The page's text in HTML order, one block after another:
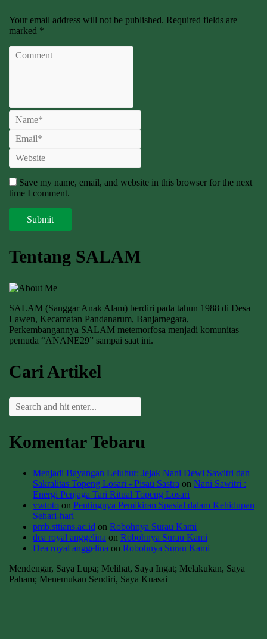
Your email address will not be published. Required fields are
marked *
Save my name, email, and website in this browser for the next
time I comment.
Tentang SALAM
SALAM (Sanggar Anak Alam) berdiri pada tahun 1988 di Desa
Lawen, Kecamatan Pandanarum, Banjarnegara,
Perkembangannya SALAM metemorfosa menjadi komunitas
pemuda “ANANE29” sampai saat ini.
Cari Artikel
Komentar Tebaru
Menjadi Bayangan Leluhur: Jejak Nani Dewi Sawitri dan
Sakralitas Topeng Losari - Pisau Sastra on Nani Sawitri :
Energi Penjaga Tari Ritual Topeng Losari
vwtoto on Pentingnya Pemikiran Spasial dalam Kehidupan
Sehari-hari
pmb.sttians.ac.id on Robohnya Surau Kami
dea royal anggelina on Robohnya Surau Kami
Dea royal anggelina on Robohnya Surau Kami
Mendengar, Saya Lupa; Melihat, Saya Ingat; Melakukan, Saya
Paham; Menemukan Sendiri, Saya Kuasai